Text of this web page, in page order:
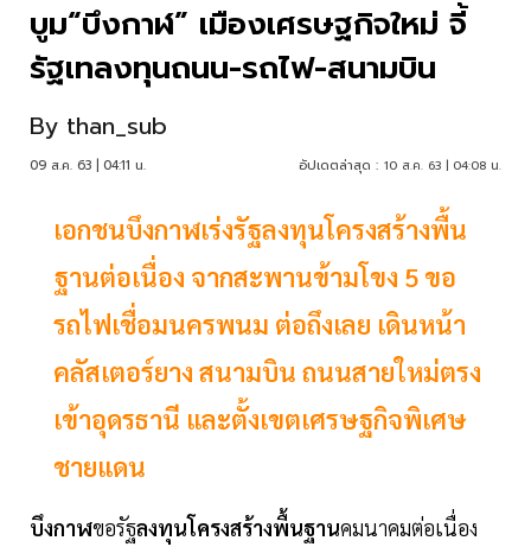
บูม“บึงกาฬ” เมืองเศรษฐกิจใหม่ จี้
รัฐเทลงทุนถนน-รถไฟ-สนามบิน
By than_sub
09 ส.ค. 63 | 04:11 น. อัปเดตล่าสุด : 10 ส.ค. 63 | 04:08 น.
เอกชนบึงกาฬเร่งรัฐลงทุนโครงสร้างพื้น
ฐานต่อเนื่อง จากสะพานข้ามโขง 5 ขอ
รถไฟเชื่อมนครพนม ต่อถึงเลย เดินหน้า
คลัสเตอร์ยาง สนามบิน ถนนสายใหม่ตรง
เข้าอุดรธานี และตั้งเขตเศรษฐกิจพิเศษ
ชายแดน
บึงกาฬขอรัฐลงทุนโครงสร้างพื้นฐานคมนาคมต่อเนื่อง